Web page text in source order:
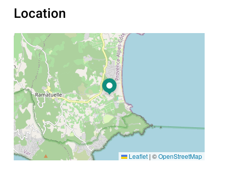
Location
Leaflet | ©OpenStreetMap